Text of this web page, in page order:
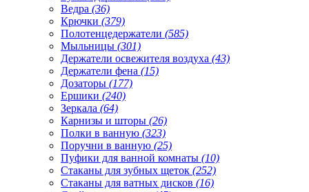
Ведра (36)
Крючки (379)
Полотенцедержатели (585)
Мыльницы (301)
Держатели освежителя воздуха (43)
Держатели фена (15)
Дозаторы (177)
Ершики (240)
Зеркала (64)
Карнизы и шторы (26)
Полки в ванную (323)
Поручни в ванную (25)
Пуфики для ванной комнаты (10)
Стаканы для зубных щеток (252)
Стаканы для ватных дисков (16)